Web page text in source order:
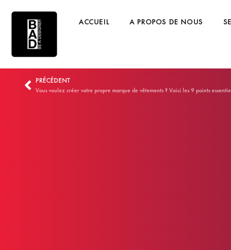
ACCUEIL A PROPOS DE NOUS
PRÉCÉDENT